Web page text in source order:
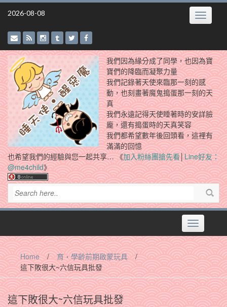
Skip
2026-08-08 Toggle
我們因為緣分成了同學，也因為寶
寶們的降臨而凝聚力量
我們記錄著天使來臨那一刻的感
動，也刻畫著魔鬼搗蛋那一刻的天
真
我們永遠記得天使睡著時的安詳臉
龐，還有搗蛋時的天真笑容
我們都希望數年後回頭看，這裡有
滿滿的回憶
也希望我們的經驗與您一起共享… 《加入粉絲團搶先看│Line好友：
@me4child》
Toggle
navigation
Home / 育‧學齡前期啟蒙玩具
/
這下敗很大~六信玩具批發
這下敗很大~六信玩具批發